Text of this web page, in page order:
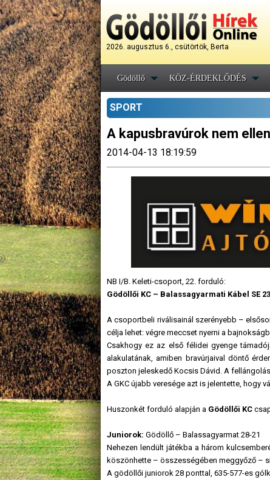
2026. augusztus 6., csütörtök, Berta
Gödöllő KÖZ-ÉRDEKLŐDÉS
SPORT
A kapusbravúrok nem
2014-04-13 18:19:59
NB I/B. Keleti-csoport, 22. forduló:
Gödöllői KC – Balassagyarmati Kábel SE
A csoportbeli riválisainál szerényebb –
célja lehet: végre meccset nyerni a
Csakhogy ez az első félidei gyenge
alakulatának, amiben bravúrjaival döntő
poszton jeleskedő Kocsis Dávid. A
A GKC újabb veresége azt is jelentette, hogy
Huszonkét forduló alapján a Gödöllői KC
Juniorok: Gödöllő – Balassagyarmat 28-21
Nehezen lendült játékba a három
köszönhette – összességében meggyőző –
A gödöllői juniorok 28 ponttal, 635-577-es